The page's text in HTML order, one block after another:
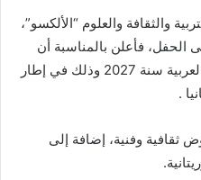
والثقافة والعلوم “الألكسو”،
فأعلن بالمناسبة أن
نواكشوط ستكون عاصمة للثقافة العربية سنة 2027 وذلك في إطار
.
وفنية، إضافة إلى